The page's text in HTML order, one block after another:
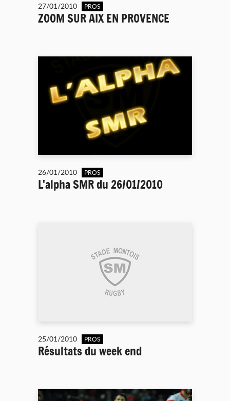
27/01/2010 PROS
ZOOM SUR AIX EN PROVENCE
26/01/2010 PROS
L'alpha SMR du 26/01/2010
25/01/2010 PROS
Résultats du week end